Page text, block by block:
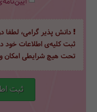
دانش پذیر گرامی، لطفا
ثبت کلیه‌ی اطلاعات خود
تحت هیچ شرایطی امکان
ثبت